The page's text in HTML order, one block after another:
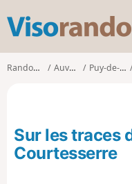
Randonnées Auvergne Puy-de-Dôme
Sur les traces
Courtesserre